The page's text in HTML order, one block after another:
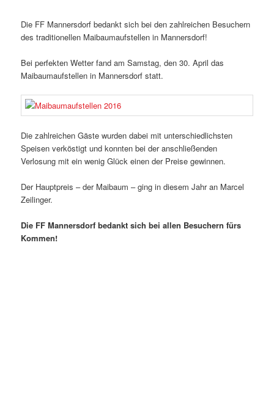
Die FF Mannersdorf bedankt sich bei den zahlreichen Besuchern
des traditionellen Maibaumaufstellen in Mannersdorf!
Bei perfekten Wetter fand am Samstag, den 30. April das
Maibaumaufstellen in Mannersdorf statt.
Die zahlreichen Gäste wurden dabei mit unterschiedlichsten
Speisen verköstigt und konnten bei der anschließenden
Verlosung mit ein wenig Glück einen der Preise gewinnen.
Der Hauptpreis – der Maibaum – ging in diesem Jahr an Marcel
Zeilinger.
Die FF Mannersdorf bedankt sich bei allen Besuchern fürs
Kommen!